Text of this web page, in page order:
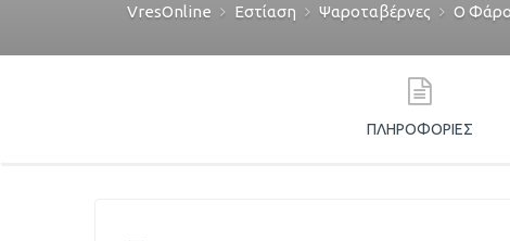
VresOnline Εστίαση Ψαροταβέρνες Ο
ΠΛΗΡΟΦΟΡΊΕΣ